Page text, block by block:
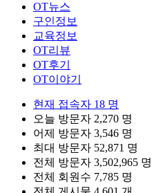
OT뉴스
구인정보
교육정보
OT리뷰
OT후기
OT이야기
현재 접속자 18 명
오늘 방문자 2,270 명
어제 방문자 3,546 명
최대 방문자 52,871 명
전체 방문자 3,502,965 명
전체 회원수 7,785 명